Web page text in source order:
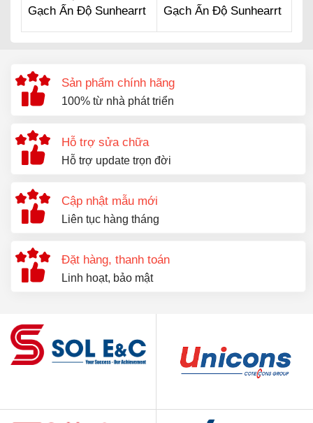
Gạch Ấn Độ Sunhearrt
Gạch Ấn Độ Sunhearrt
Sản phẩm chính hãng
100% từ nhà phát triển
Hỗ trợ sửa chữa
Hỗ trợ update trọn đời
Cập nhật mẫu mới
Liên tục hàng tháng
Đặt hàng, thanh toán
Linh hoạt, bảo mật